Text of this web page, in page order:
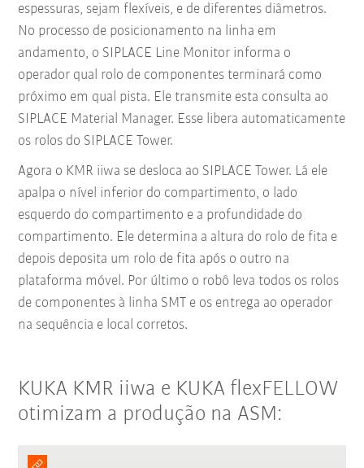
espessuras, sejam flexíveis, e de diferentes diâmetros.
No processo de posicionamento na linha em
andamento, o SIPLACE Line Monitor informa o
operador qual rolo de componentes terminará como
próximo em qual pista. Ele transmite esta consulta ao
SIPLACE Material Manager. Esse libera automaticamente
os rolos do SIPLACE Tower.
Agora o KMR iiwa se desloca ao SIPLACE Tower. Lá ele
apalpa o nível inferior do compartimento, o lado
esquerdo do compartimento e a profundidade do
compartimento. Ele determina a altura do rolo de fita e
depois deposita um rolo de fita após o outro na
plataforma móvel. Por último o robô leva todos os rolos
de componentes à linha SMT e os entrega ao operador
na sequência e local corretos.
KUKA KMR iiwa e KUKA flexFELLOW
otimizam a produção na ASM: